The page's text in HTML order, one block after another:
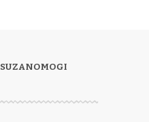
SUZANOMOGI